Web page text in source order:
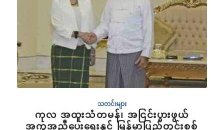
သတင်းများ
ကုလ အထူးသံတမန်၊ အငြင်းပွားဖွယ်
အကူအညီပေးရေးနှင့် မြန်မာ့ပြည်တွင်းစစ်